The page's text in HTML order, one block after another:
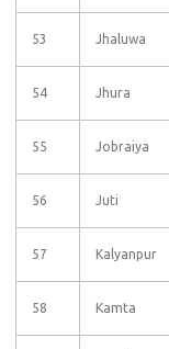
53 Jhaluwa
54 Jhura
55 Jobraiya
56 Juti
57 Kalyanpur
58 Kamta